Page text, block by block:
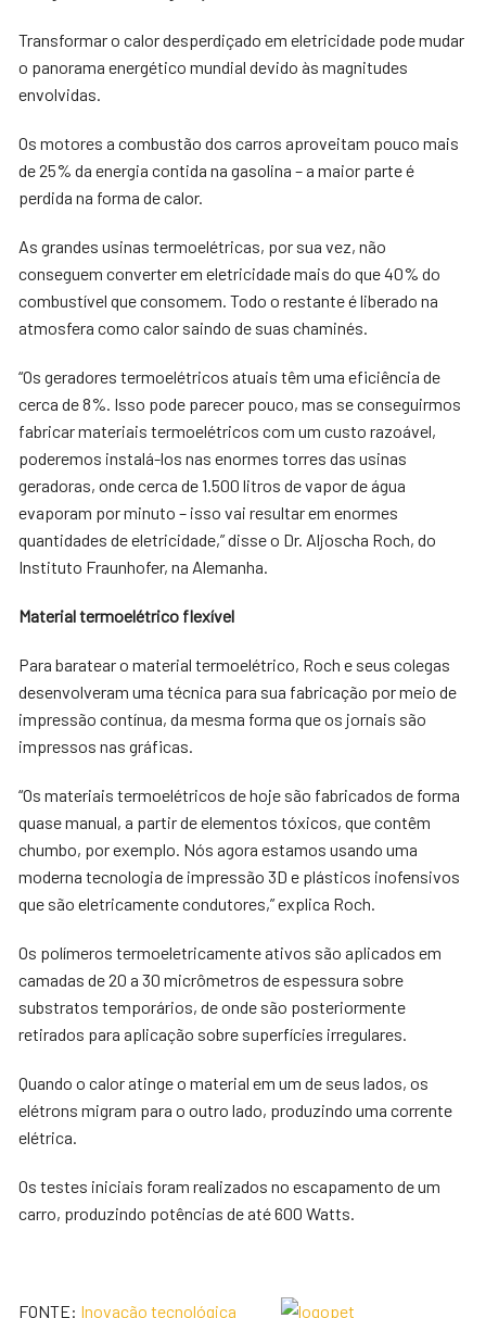
Transformar o calor desperdiçado em eletricidade pode mudar
o panorama energético mundial devido às magnitudes
envolvidas.
Os motores a combustão dos carros aproveitam pouco mais
de 25% da energia contida na gasolina – a maior parte é
perdida na forma de calor.
As grandes usinas termoelétricas, por sua vez, não
conseguem converter em eletricidade mais do que 40% do
combustível que consomem. Todo o restante é liberado na
atmosfera como calor saindo de suas chaminés.
“Os geradores termoelétricos atuais têm uma eficiência de
cerca de 8%. Isso pode parecer pouco, mas se conseguirmos
fabricar materiais termoelétricos com um custo razoável,
poderemos instalá-los nas enormes torres das usinas
geradoras, onde cerca de 1.500 litros de vapor de água
evaporam por minuto – isso vai resultar em enormes
quantidades de eletricidade,” disse o Dr. Aljoscha Roch, do
Instituto Fraunhofer, na Alemanha.
Material termoelétrico flexível
Para baratear o material termoelétrico, Roch e seus colegas
desenvolveram uma técnica para sua fabricação por meio de
impressão contínua, da mesma forma que os jornais são
impressos nas gráficas.
“Os materiais termoelétricos de hoje são fabricados de forma
quase manual, a partir de elementos tóxicos, que contêm
chumbo, por exemplo. Nós agora estamos usando uma
moderna tecnologia de impressão 3D e plásticos inofensivos
que são eletricamente condutores,” explica Roch.
Os polímeros termoeletricamente ativos são aplicados em
camadas de 20 a 30 micrômetros de espessura sobre
substratos temporários, de onde são posteriormente
retirados para aplicação sobre superfícies irregulares.
Quando o calor atinge o material em um de seus lados, os
elétrons migram para o outro lado, produzindo uma corrente
elétrica.
Os testes iniciais foram realizados no escapamento de um
carro, produzindo potências de até 600 Watts.
FONTE: Inovação tecnológica